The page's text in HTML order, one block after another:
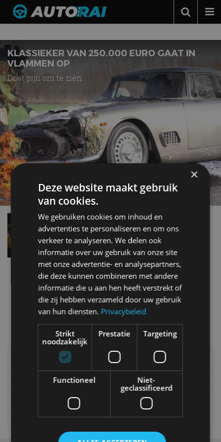
Podcast
Autotests
Automerken
Adverteren
Contact
MotorRAI.nl
Nieuws over
KLASSIEKER VAN 250.000 EURO GAAT IN
VLAMMEN OP
Doet pijn om te zien...
Aantal autobranden in Nederland naar
recordhoogte
nov 2018
Meldingen van autobranden gestegen in 2016
dec 2016
Meer autonieuws
Alle categorieën van AutoRAI.nl
Elektrisch
Autotests
Interview
Column
Gadgets
Tech
Video
Games
×
Deze website maakt gebruik
van cookies.
We gebruiken cookies om inhoud en
advertenties te personaliseren en om ons
verkeer te analyseren. We delen ook
informatie over uw gebruik van onze site
met onze advertentie- en analysepartners,
die deze kunnen combineren met andere
informatie die u aan hen heeft verstrekt of
die zij hebben verzameld door uw gebruik
van hun diensten. Privacybeleid
Strikt
noodzakelijk
Prestatie Targeting
Functioneel
Niet-
geclassificeerd